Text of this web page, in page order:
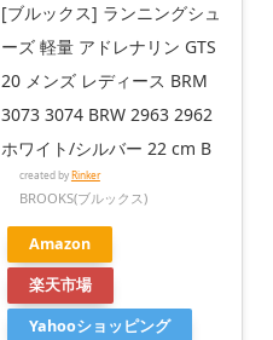
[ブルックス] ランニングシュ
ーズ 軽量 アドレナリン GTS
20 メンズ レディース BRM
3073 3074 BRW 2963 2962
ホワイト/シルバー 22 cm B
created by Rinker
BROOKS(ブルックス)
Amazon
楽天市場
Yahooショッピング